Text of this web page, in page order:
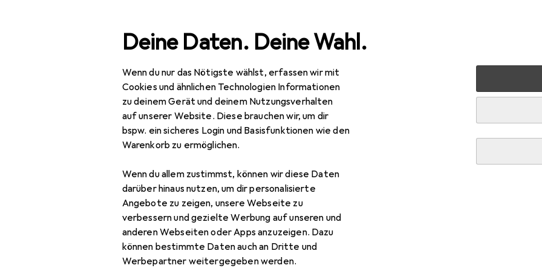
Deine Daten. Deine Wahl.
Wenn du nur das Nötigste wählst, erfassen wir mit
Cookies und ähnlichen Technologien Informationen
zu deinem Gerät und deinem Nutzungsverhalten
auf unserer Website. Diese brauchen wir, um dir
bspw. ein sicheres Login und Basisfunktionen wie den
Warenkorb zu ermöglichen.
Wenn du allem zustimmst, können wir diese Daten
darüber hinaus nutzen, um dir personalisierte
Angebote zu zeigen, unsere Webseite zu
verbessern und gezielte Werbung auf unseren und
anderen Webseiten oder Apps anzuzeigen. Dazu
können bestimmte Daten auch an Dritte und
Werbepartner weitergegeben werden.
Navigation nach KategorienIT + Multimedia Drohnen + Elektronik Robotik + Elektrotechnik